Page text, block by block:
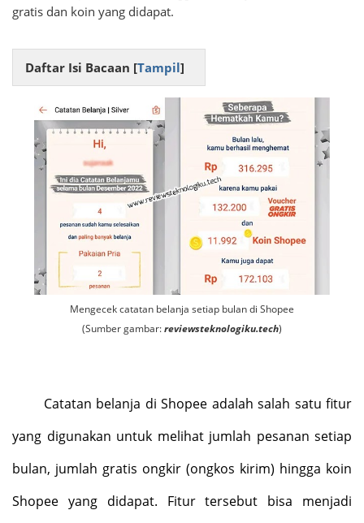
gratis dan koin yang didapat.
Daftar Isi Bacaan [Tampil]
Mengecek catatan belanja setiap bulan di Shopee
(Sumber gambar:reviewsteknologiku.tech)
Catatan belanja di Shopee adalah salah satu fitur
yang digunakan untuk melihat jumlah pesanan setiap
bulan, jumlah gratis ongkir (ongkos kirim) hingga koin
Shopee yang didapat. Fitur tersebut bisa menjadi